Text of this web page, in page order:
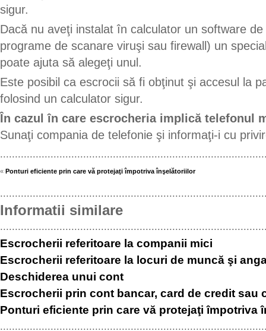
sigur.
Dacă nu aveţi instalat în calculator un software
programe de scanare viruşi sau firewall) un
poate ajuta să alegeţi unul.
Este posibil ca escrocii să fi obţinut şi accesul la
folosind un calculator sigur.
În cazul în care escrocheria implică telefonul
Sunaţi compania de telefonie şi informaţi-i cu
« Ponturi eficiente prin care vă protejaţi împotriva înşelătoriilor
Informatii similare
Escrocherii referitoare la companii mici
Escrocherii referitoare la locuri de muncă şi
Deschiderea unui cont
Escrocherii prin cont bancar, card de credit sau
Ponturi eficiente prin care vă protejaţi împotriva